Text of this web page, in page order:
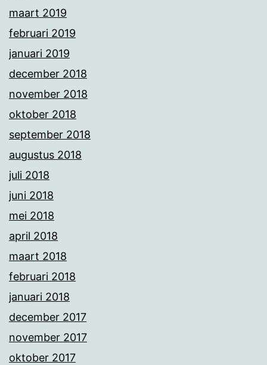
maart 2019
februari 2019
januari 2019
december 2018
november 2018
oktober 2018
september 2018
augustus 2018
juli 2018
juni 2018
mei 2018
april 2018
maart 2018
februari 2018
januari 2018
december 2017
november 2017
oktober 2017